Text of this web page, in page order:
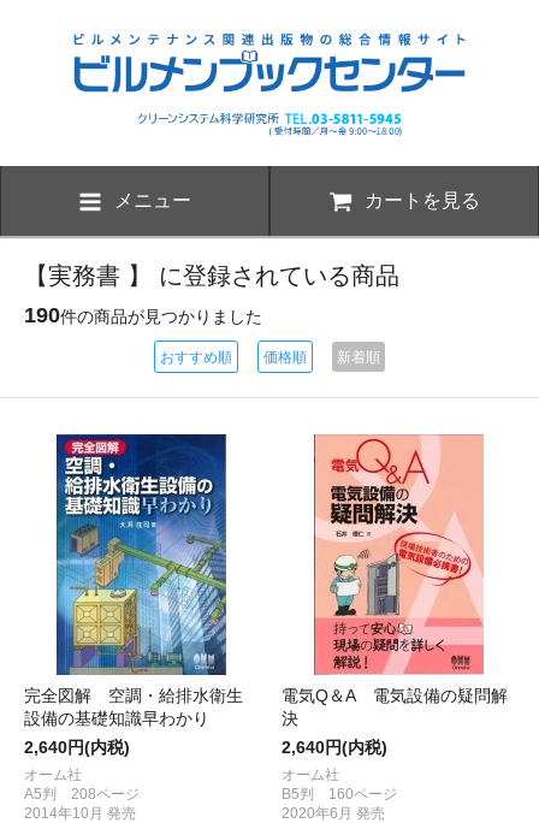
メニュー カートを見る
【実務書 】 に登録されている商品
190件の商品が見つかりました
おすすめ順 価格順 新着順
完全図解 空調・給排水衛生
設備の基礎知識早わかり
2,640円(内税)
オーム社
A5判 208ページ
2014年10月 発売
電気Q＆A 電気設備の疑問解
決
2,640円(内税)
オーム社
B5判 160ページ
2020年6月 発売